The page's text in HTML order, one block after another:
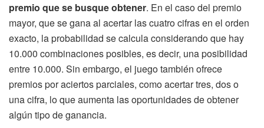
premio que se busque obtener. En el caso del premio
mayor, que se gana al acertar las cuatro cifras en el orden
exacto, la probabilidad se calcula considerando que hay
10.000 combinaciones posibles, es decir, una posibilidad
entre 10.000. Sin embargo, el juego también ofrece
premios por aciertos parciales, como acertar tres, dos o
una cifra, lo que aumenta las oportunidades de obtener
algún tipo de ganancia.